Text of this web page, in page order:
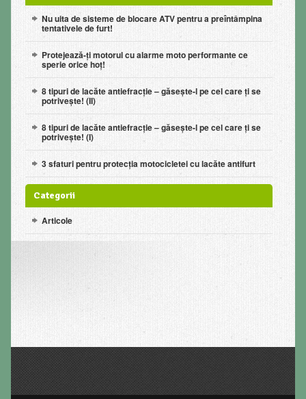
Nu uita de sisteme de blocare ATV pentru a preîntâmpina
tentativele de furt!
Protejează-ți motorul cu alarme moto performante ce
sperie orice hoț!
8 tipuri de lacăte antiefracție – găsește-l pe cel care ți se
potrivește! (II)
8 tipuri de lacăte antiefracție – găsește-l pe cel care ți se
potrivește! (I)
3 sfaturi pentru protecţia motocicletei cu lacăte antifurt
Categorii
Articole